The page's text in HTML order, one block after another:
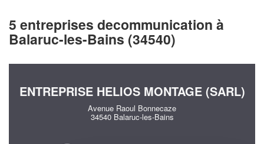
5 entreprises decommunication à
Balaruc-les-Bains (34540)
ENTREPRISE HELIOS MONTAGE (SARL)
Avenue Raoul Bonnecaze
34540 Balaruc-les-Bains